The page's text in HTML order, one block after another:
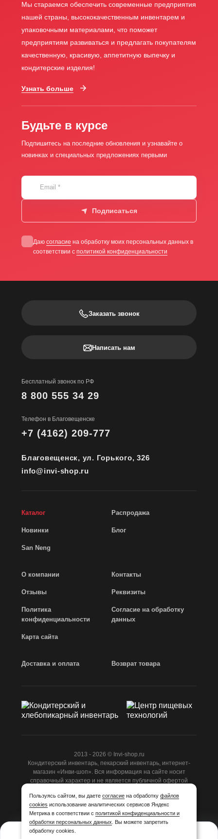
3 227,88 ₽/шт
Мы стараемся обеспечить современные предприятия
нашей страны, высококачественным инвентарем и
упаковочными материалами, что поможет
предприятиям развиваться и предлагать покупателям
качественную, красивую, аппетитную выпечку и
кондитерские изделия!
Узнать больше
Будьте в курсе
Подпишитесь на последние обновления и узнавайте о
новинках и специальных предложениях первыми
Email *
Подписаться
Даю согласие на обработку моих персональных данных в
соответствии с политикой конфиденциальности
Заказать звонок
Написать нам
Бесплатный звонок по РФ
8 800 555 34 29
Телефон в Благовещенске
+7 (4162) 209-777
Благовещенск, ул. Горького, 326
info@invi-shop.ru
Каталог Распродажа
Новинки Блог
San Neng
О компании Контакты
Отзывы Реквизиты
Политика
конфиденциальности
Согласие на обработку
данных
Карта сайта
Доставка и оплата Возврат товара
2013 - 2026 © Invi-shop.ru
Кондитерский инвентарь, пекарский инвентарь, интернет-
магазин «Инви-шоп». Вся информация на сайте носит
справочный характер и не является публичной офертой
РазработаноСтудией Z-Labs
Пользуясь сайтом, вы даете согласие на обработку файлов
cookies использование аналитических сервисов Яндекс
Метрика в соответствии с политикой конфиденциальности и
обработки персональных данных . Вы можете запретить
обработку cookies.